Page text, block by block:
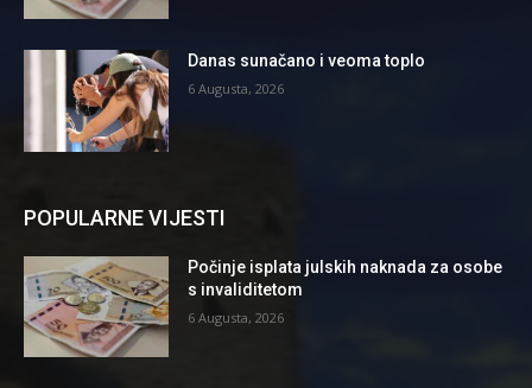
Danas sunačano i veoma toplo
6 Augusta, 2026
POPULARNE VIJESTI
Počinje isplata julskih naknada za osobe
s invaliditetom
6 Augusta, 2026